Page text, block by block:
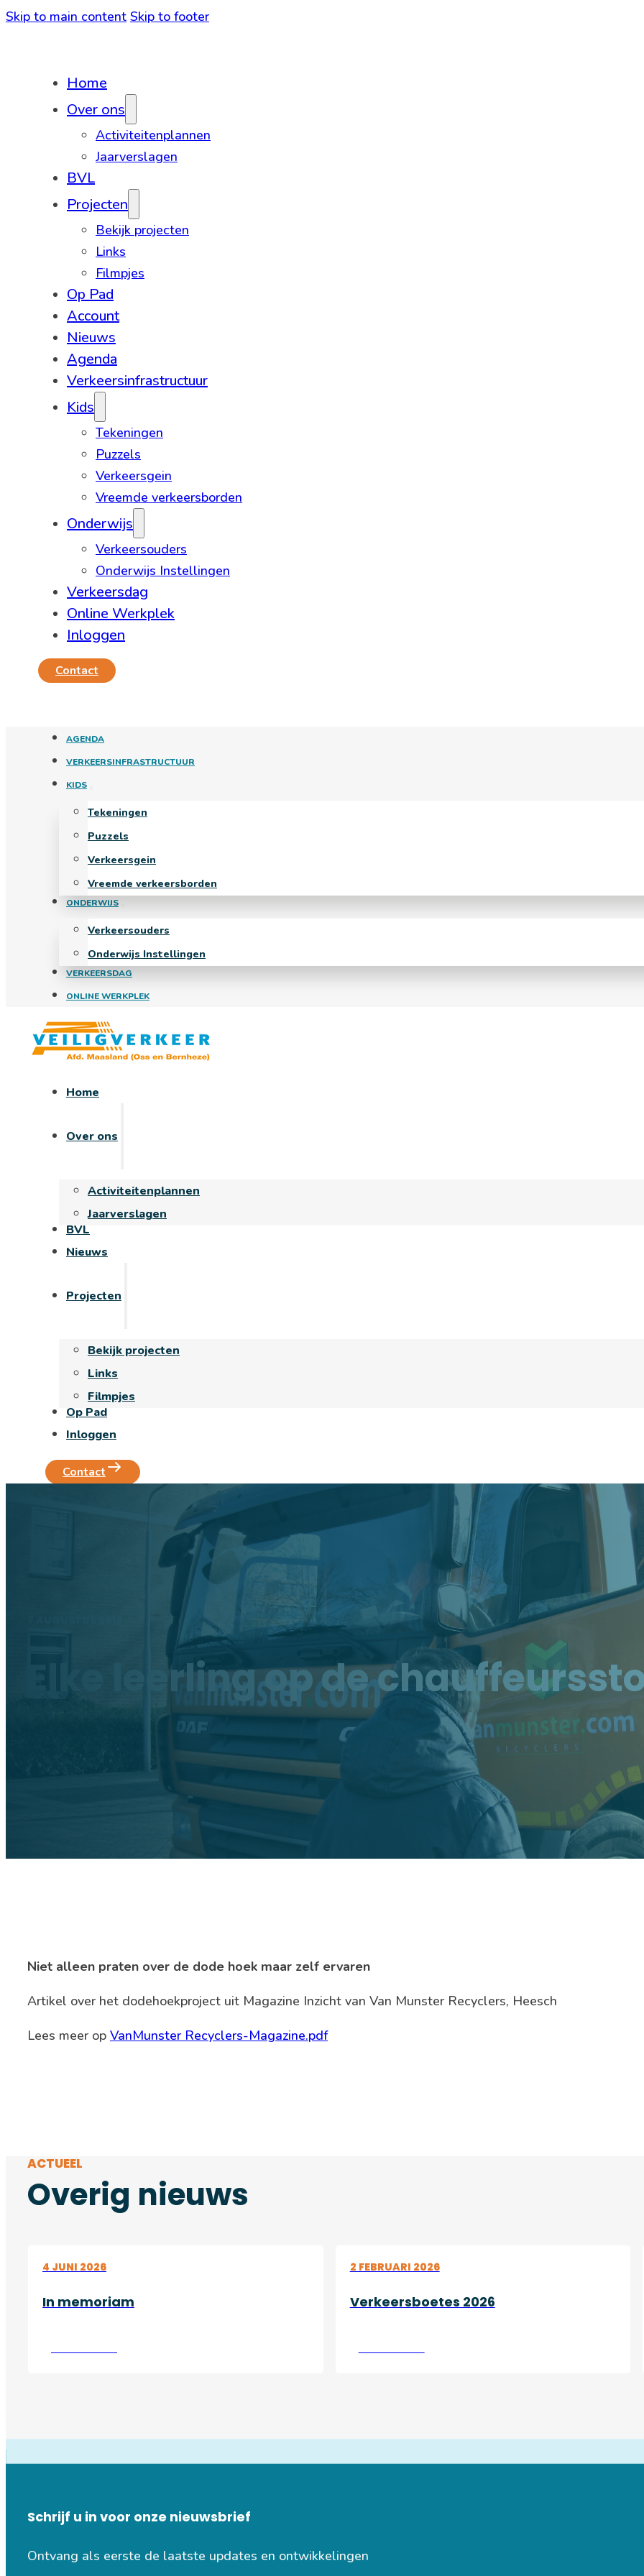
Skip to main content Skip to footer
Home
Over ons
Activiteitenplannen
Jaarverslagen
BVL
Projecten
Bekijk projecten
Links
Filmpjes
Op Pad
Account
Nieuws
Agenda
Verkeersinfrastructuur
Kids
Tekeningen
Puzzels
Verkeersgein
Vreemde verkeersborden
Onderwijs
Verkeersouders
Onderwijs Instellingen
Verkeersdag
Online Werkplek
Inloggen
Contact
AGENDA
VERKEERSINFRASTRUCTUUR
KIDS
Tekeningen
Puzzels
Verkeersgein
Vreemde verkeersborden
ONDERWIJS
Verkeersouders
Onderwijs Instellingen
VERKEERSDAG
ONLINE WERKPLEK
Home
Over ons
Activiteitenplannen
Jaarverslagen
BVL
Nieuws
Projecten
Bekijk projecten
Links
Filmpjes
Op Pad
Inloggen
Contact
Elke leerling op de
Niet alleen praten over de dode hoek maar zelf ervaren
Artikel over het dodehoekproject uit Magazine Inzicht van Van Munster Recyclers, Heesch
Lees meer op VanMunster Recyclers-Magazine.pdf
ACTUEEL
Overig nieuws
4 JUNI 2026
In memoriam
2 FEBRUARI 2026
Verkeersboetes 2026
Schrijf u in voor onze nieuwsbrief
Ontvang als eerste de laatste updates en ontwikkelingen